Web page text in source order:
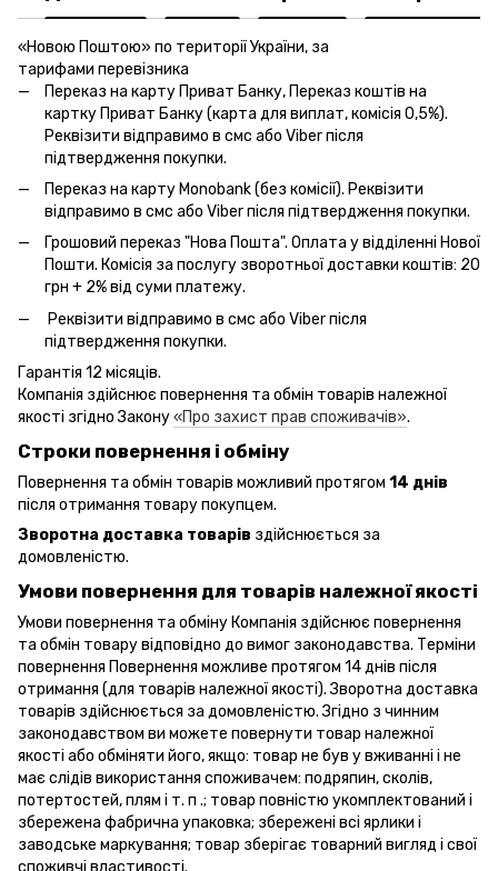
«Новою Поштою» по території України, за
тарифами перевізника
Переказ на карту Приват Банку, Переказ коштів на
картку Приват Банку (карта для виплат, комісія 0,5%).
Реквізити відправимо в смс або Viber після
підтвердження покупки.
Переказ на карту Monobank (без комісії). Реквізити
відправимо в смс або Viber після підтвердження покупки.
Грошовий переказ "Нова Пошта". Оплата у відділенні Нової
Пошти. Комісія за послугу зворотньої доставки коштів: 20
грн + 2% від суми платежу.
Реквізити відправимо в смс або Viber після
підтвердження покупки.
Гарантія 12 місяців.
Компанія здійснює повернення та обмін товарів належної
якості згідно Закону«Про захист прав споживачів».
Строки повернення і обміну
Повернення та обмін товарів можливий протягом 14 днів
після отримання товару покупцем.
Зворотна доставка товарів здійснюється за
домовленістю.
Умови повернення для товарів належної якості
Умови повернення та обміну Компанія здійснює повернення
та обмін товару відповідно до вимог законодавства. Терміни
повернення Повернення можливе протягом 14 днів після
отримання (для товарів належної якості). Зворотна доставка
товарів здійснюється за домовленістю. Згідно з чинним
законодавством ви можете повернути товар належної
якості або обміняти його, якщо: товар не був у вживанні і не
має слідів використання споживачем: подряпин, сколів,
потертостей, плям і т. п .; товар повністю укомплектований і
збережена фабрична упаковка; збережені всі ярлики і
заводське маркування; товар зберігає товарний вигляд і свої
споживчі властивості.